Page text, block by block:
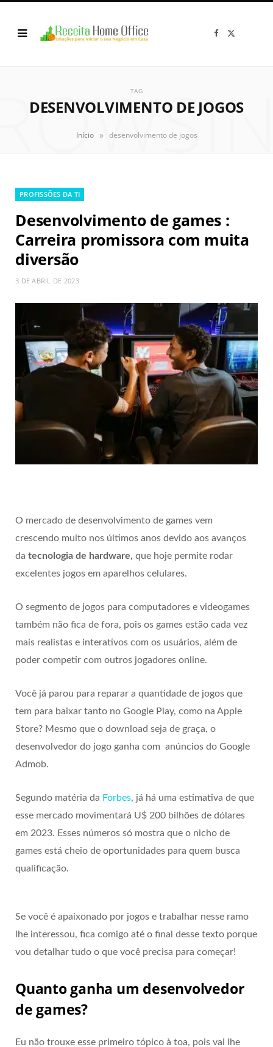
F
)
TAG
DESENVOLVIMENTO DE JOGOS
Início » desenvolvimento de jogos
PROFISSÕES DA TI
Desenvolvimento de games :
Carreira promissora com muita
diversão
3 DE ABRIL DE 2023
O mercado de desenvolvimento de games vem
crescendo muito nos últimos anos devido aos avanços
da tecnologia de hardware, que hoje permite rodar
excelentes jogos em aparelhos celulares.
O segmento de jogos para computadores e videogames
também não fica de fora, pois os games estão cada vez
mais realistas e interativos com os usuários, além de
poder competir com outros jogadores online.
Você já parou para reparar a quantidade de jogos que
tem para baixar tanto no Google Play, como na Apple
Store? Mesmo que o download seja de graça, o
desenvolvedor do jogo ganha com anúncios do Google
Admob.
Segundo matéria da Forbes, já há uma estimativa de que
esse mercado movimentará U$ 200 bilhões de dólares
em 2023. Esses números só mostra que o nicho de
games está cheio de oportunidades para quem busca
qualificação.
Se você é apaixonado por jogos e trabalhar nesse ramo
lhe interessou, fica comigo até o final desse texto porque
vou detalhar tudo o que você precisa para começar!
Quanto ganha um desenvolvedor
de games?
Eu não trouxe esse primeiro tópico à toa, pois vai lhe